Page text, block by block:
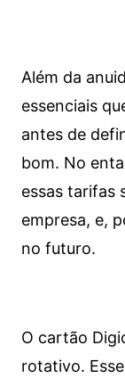
Além da
essenciais
antes de
bom. No
essas tarifas
empresa, e,
no futuro.
O cartão
rotativo.